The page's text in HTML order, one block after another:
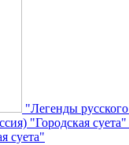
"Легенды
"Городская суета"
суета"